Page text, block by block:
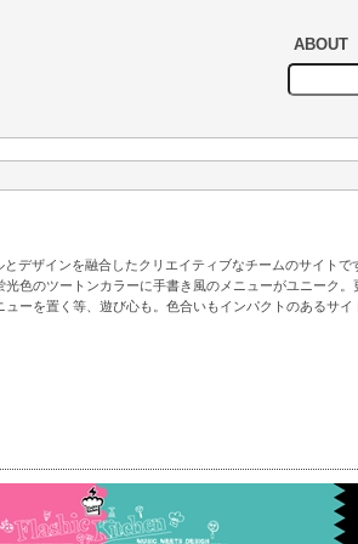
ABOUT
デザインを融合したクリエイティブなチームのサイトで
色のツートンカラーに手書き風のメニューがユニーク。
ーを置く等、遊び心も。色合いもインパクトのあるサイ